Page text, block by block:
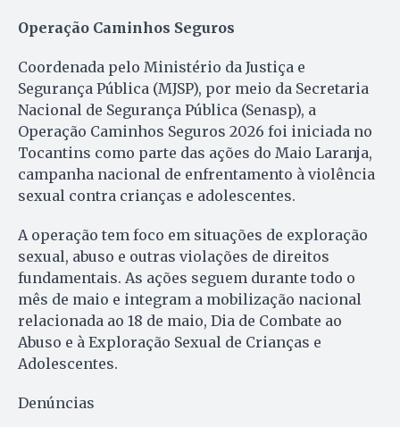
Operação Caminhos Seguros
Coordenada pelo Ministério da Justiça e
Segurança Pública (MJSP), por meio da Secretaria
Nacional de Segurança Pública (Senasp), a
Operação Caminhos Seguros 2026 foi iniciada no
Tocantins como parte das ações do Maio Laranja,
campanha nacional de enfrentamento à violência
sexual contra crianças e adolescentes.
A operação tem foco em situações de exploração
sexual, abuso e outras violações de direitos
fundamentais. As ações seguem durante todo o
mês de maio e integram a mobilização nacional
relacionada ao 18 de maio, Dia de Combate ao
Abuso e à Exploração Sexual de Crianças e
Adolescentes.
Denúncias